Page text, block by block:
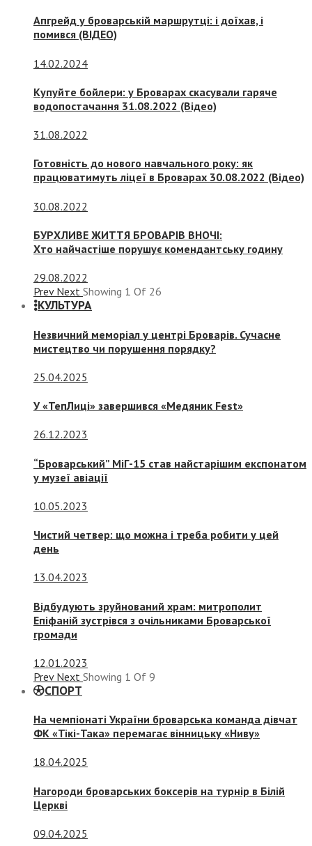
Апгрейд у броварській маршрутці: і доїхав, і
помився (ВІДЕО)
14.02.2024
Купуйте бойлери: у Броварах скасували гаряче
водопостачання 31.08.2022 (Відео)
31.08.2022
Готовність до нового навчального року: як
працюватимуть ліцеї в Броварах 30.08.2022 (Відео)
30.08.2022
БУРХЛИВЕ ЖИТТЯ БРОВАРІВ ВНОЧІ:
Хто найчастіше порушує комендантську годину
29.08.2022
Prev Next Showing 1 Of 26
КУЛЬТУРА
Незвичний меморіал у центрі Броварів. Сучасне
мистецтво чи порушення порядку?
25.04.2025
У «ТепЛиці» завершився «Медяник Fest»
26.12.2023
“Броварський” МіГ-15 став найстарішим експонатом
у музеї авіації
10.05.2023
Чистий четвер: що можна і треба робити у цей
день
13.04.2023
Відбудують зруйнований храм: митрополит
Епіфаній зустрівся з очільниками Броварської
громади
12.01.2023
Prev Next Showing 1 Of 9
СПОРТ
На чемпіонаті України броварська команда дівчат
ФК «Тікі-Така» перемагає вінницьку «Ниву»
18.04.2025
Нагороди броварських боксерів на турнір в Білій
Церкві
09.04.2025